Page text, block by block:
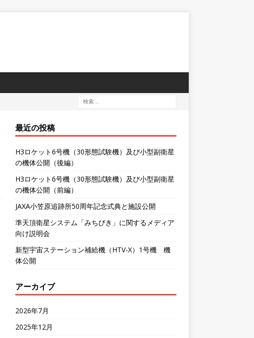
最近の投稿
H3ロケット6号機（30形態試験機）及び小型副衛星
の機体公開（後編）
H3ロケット6号機（30形態試験機）及び小型副衛星
の機体公開（前編）
JAXA小笠原追跡所50周年記念式典と施設公開
準天頂衛星システム「みちびき」に関するメディア
向け説明会
新型宇宙ステーション補給機（HTV-X）1号機 機
体公開
アーカイブ
2026年7月
2025年12月